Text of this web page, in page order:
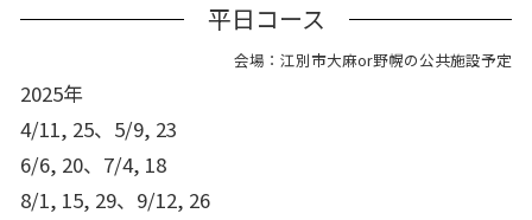
平日コース
会場：江別市大麻or野幌の公共施設予定
2025年
4/11, 25、5/9, 23
6/6, 20、7/4, 18
8/1, 15, 29、9/12, 26